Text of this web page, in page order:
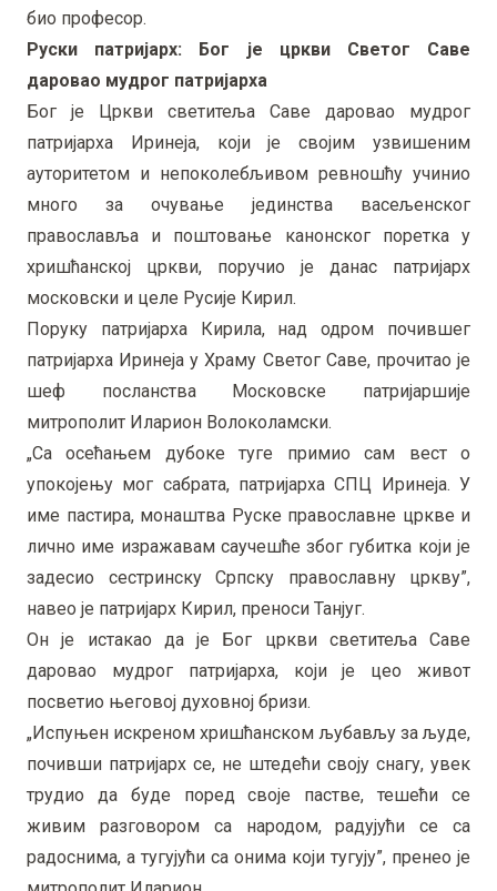
био професор.
Руски патријарх: Бог је цркви Светог Саве
даровао мудрог патријарха
Бог је Цркви светитеља Саве даровао мудрог
патријарха Иринеја, који је својим узвишеним
ауторитетом и непоколебљивом ревношћу учинио
много за очување јединства васељенског
православља и поштовање канонског поретка у
хришћанској цркви, поручио је данас патријарх
московски и целе Русије Кирил.
Поруку патријарха Кирила, над одром почившег
патријарха Иринеја у Храму Светог Саве, прочитао је
шеф посланства Московске патријаршије
митрополит Иларион Волоколамски.
„Са осећањем дубоке туге примио сам вест о
упокојењу мог сабрата, патријарха СПЦ Иринеја. У
име пастира, монаштва Руске православне цркве и
лично име изражавам саучешће због губитка који је
задесио сестринску Српску православну цркву”,
навео је патријарх Кирил, преноси Танјуг.
Он је истакао да је Бог цркви светитеља Саве
даровао мудрог патријарха, који је цео живот
посветио његовој духовној бризи.
„Испуњен искреном хришћанском љубављу за људе,
почивши патријарх се, не штедећи своју снагу, увек
трудио да буде поред своје пастве, тешећи се
живим разговором са народом, радујући се са
радоснима, а тугујући са онима који тугују”, пренео је